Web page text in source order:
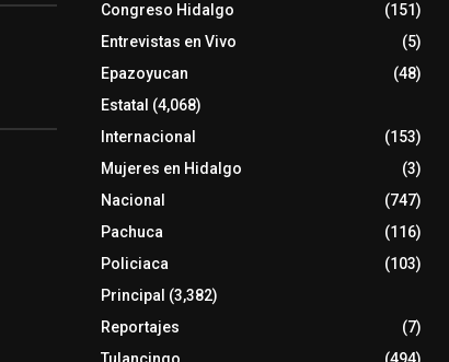
Congreso Hidalgo
(151)
Entrevistas en Vivo
(5)
Epazoyucan
(48)
Estatal (4,068)
Internacional
(153)
Mujeres en Hidalgo
(3)
Nacional
(747)
Pachuca
(116)
Policiaca
(103)
Principal (3,382)
Reportajes
(7)